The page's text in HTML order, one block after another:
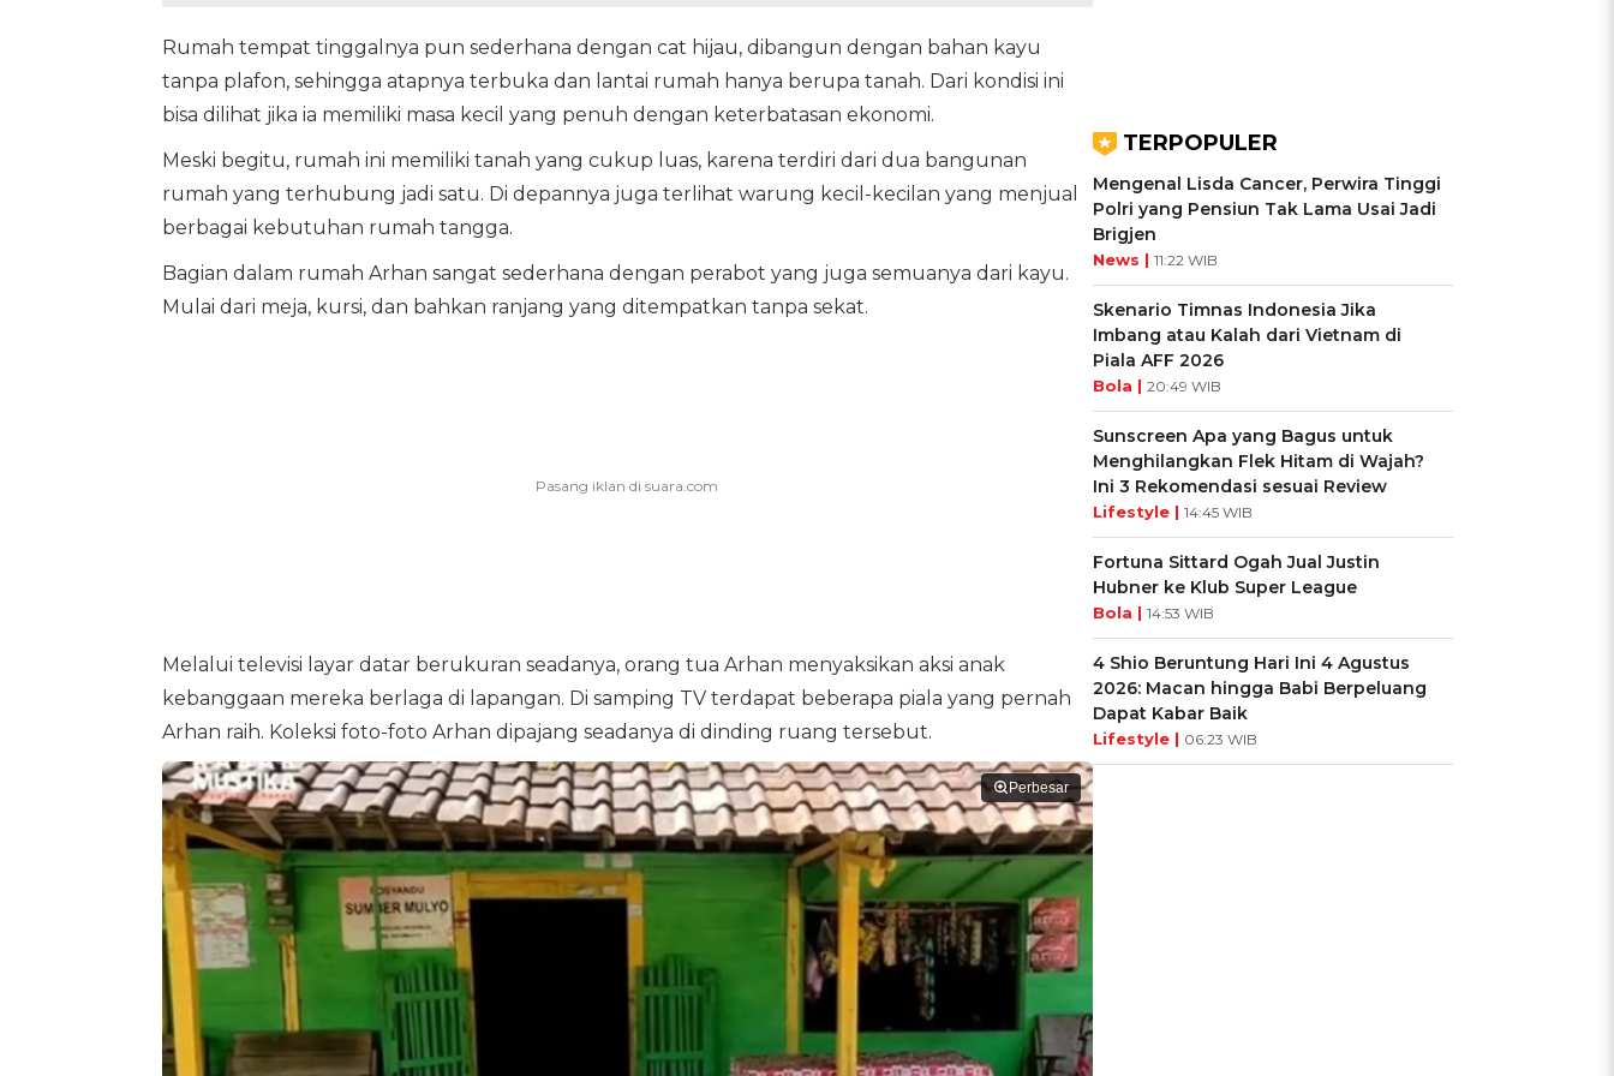
Rumah tempat tinggalnya pun sederhana dengan cat hijau, dibangun dengan bahan kayu
tanpa plafon, sehingga atapnya terbuka dan lantai rumah hanya berupa tanah. Dari kondisi ini
bisa dilihat jika ia memiliki masa kecil yang penuh dengan keterbatasan ekonomi.
Meski begitu, rumah ini memiliki tanah yang cukup luas, karena terdiri dari dua bangunan
rumah yang terhubung jadi satu. Di depannya juga terlihat warung kecil-kecilan yang menjual
berbagai kebutuhan rumah tangga.
Bagian dalam rumah Arhan sangat sederhana dengan perabot yang juga semuanya dari kayu.
Mulai dari meja, kursi, dan bahkan ranjang yang ditempatkan tanpa sekat.
Melalui televisi layar datar berukuran seadanya, orang tua Arhan menyaksikan aksi anak
kebanggaan mereka berlaga di lapangan. Di samping TV terdapat beberapa piala yang pernah
Arhan raih. Koleksi foto-foto Arhan dipajang seadanya di dinding ruang tersebut.
Perbesar
TERPOPULER
Mengenal Lisda Cancer, Perwira Tinggi
Polri yang Pensiun Tak Lama Usai Jadi
Brigjen
News | 11:22 WIB
Skenario Timnas Indonesia Jika
Imbang atau Kalah dari Vietnam di
Piala AFF 2026
Bola | 20:49 WIB
Sunscreen Apa yang Bagus untuk
Menghilangkan Flek Hitam di Wajah?
Ini 3 Rekomendasi sesuai Review
Lifestyle | 14:45 WIB
Fortuna Sittard Ogah Jual Justin
Hubner ke Klub Super League
Bola | 14:53 WIB
4 Shio Beruntung Hari Ini 4 Agustus
2026: Macan hingga Babi Berpeluang
Dapat Kabar Baik
Lifestyle | 06:23 WIB